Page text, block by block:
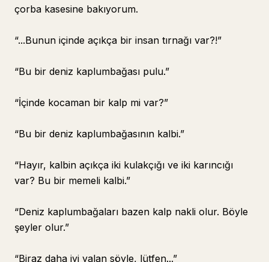
çorba kasesine bakıyorum.
“...Bunun içinde açıkça bir insan tırnağı var?!”
“Bu bir deniz kaplumbağası pulu.”
“İçinde kocaman bir kalp mi var?”
“Bu bir deniz kaplumbağasının kalbi.”
“Hayır, kalbin açıkça iki kulakçığı ve iki karıncığı
var? Bu bir memeli kalbi.”
“Deniz kaplumbağaları bazen kalp nakli olur. Böyle
şeyler olur.”
“Biraz daha iyi yalan söyle, lütfen...”